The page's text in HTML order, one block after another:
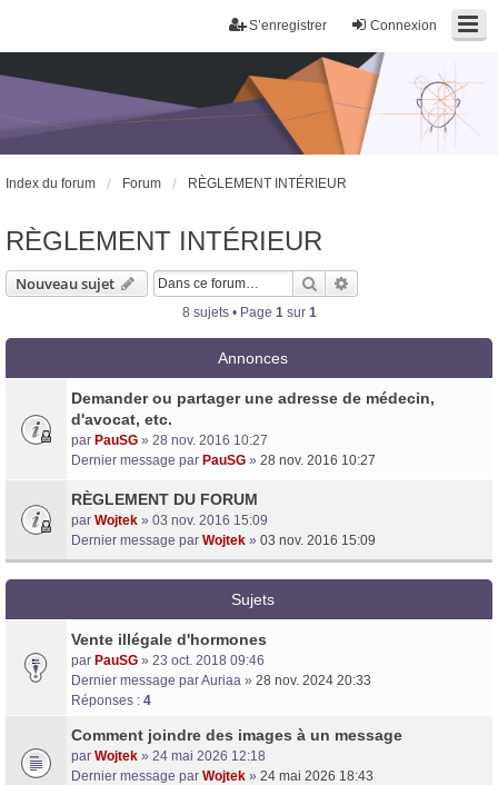
Connexion
S’enregistrer
Trans District
Index du forum Forum RÈGLEMENT INTÉRIEUR
RÈGLEMENT INTÉRIEUR
Nouveau sujet Rechercher
8 sujets • Page 1sur 1
Annonces
Demander ou partager une adresse de médecin,
d'avocat, etc.
par PauSG » 28 nov. 2016 10:27
Dernier message par PauSG » 28 nov. 2016 10:27
RÈGLEMENT DU FORUM
par Wojtek » 03 nov. 2016 15:09
Dernier message par Wojtek » 03 nov. 2016 15:09
Sujets
Vente illégale d'hormones
par PauSG » 23 oct. 2018 09:46
Dernier message parAuriaa » 28 nov. 2024 20:33
Réponses : 4
Comment joindre des images à un message
par Wojtek » 24 mai 2026 12:18
Dernier message par Wojtek » 24 mai 2026 18:43